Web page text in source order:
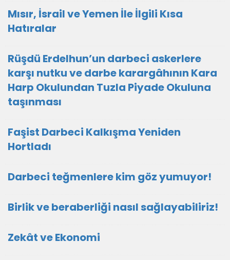
Mısır, İsrail ve Yemen İle İlgili Kısa
Hatıralar
Rüşdü Erdelhun’un darbeci askerlere
karşı nutku ve darbe karargâhının Kara
Harp Okulundan Tuzla Piyade Okuluna
taşınması
Faşist Darbeci Kalkışma Yeniden
Hortladı
Darbeci teğmenlere kim göz yumuyor!
Birlik ve beraberliği nasıl sağlayabiliriz!
Zekât ve Ekonomi